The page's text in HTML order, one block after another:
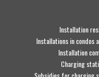
Installation
Installations in condos
Installation
Charging